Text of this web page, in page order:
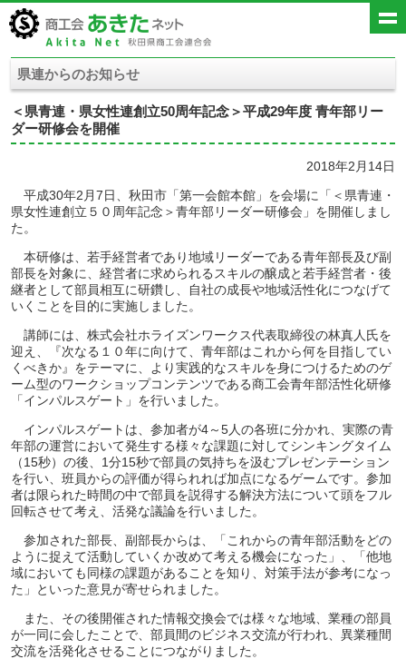
県連からのお知らせ
＜県青連・県女性連創立50周年記念＞平成29年度 青年部リー
ダー研修会を開催
2018年2月14日
平成30年2月7日、秋田市「第一会館本館」を会場に「＜県青連・
県女性連創立５０周年記念＞青年部リーダー研修会」を開催しまし
た。
本研修は、若手経営者であり地域リーダーである青年部長及び副
部長を対象に、経営者に求められるスキルの醸成と若手経営者・後
継者として部員相互に研鑽し、自社の成長や地域活性化につなげて
いくことを目的に実施しました。
講師には、株式会社ホライズンワークス代表取締役の林真人氏を
迎え、『次なる１０年に向けて、青年部はこれから何を目指してい
くべきか』をテーマに、より実践的なスキルを身につけるためのゲ
ーム型のワークショップコンテンツである商工会青年部活性化研修
「インパルスゲート」を行いました。
インパルスゲートは、参加者が4～5人の各班に分かれ、実際の青
年部の運営において発生する様々な課題に対してシンキングタイム
（15秒）の後、1分15秒で部員の気持ちを汲むプレゼンテーション
を行い、班員からの評価が得られれば加点になるゲームです。参加
者は限られた時間の中で部員を説得する解決方法について頭をフル
回転させて考え、活発な議論を行いました。
参加された部長、副部長からは、「これからの青年部活動をどの
ように捉えて活動していくか改めて考える機会になった」、「他地
域においても同様の課題があることを知り、対策手法が参考になっ
た」といった意見が寄せられました。
また、その後開催された情報交換会では様々な地域、業種の部員
が一同に会したことで、部員間のビジネス交流が行われ、異業種間
交流を活発化させることにつながりました。